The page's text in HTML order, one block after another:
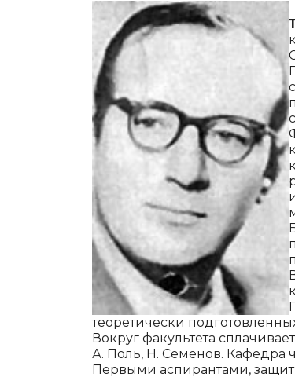
теоретически
Вокруг факультета
А. Поль, Н. Семенов. Кафедра
Первыми аспирантами,